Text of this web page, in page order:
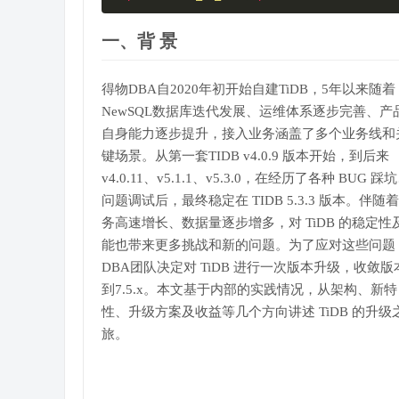
一、背 景
得物DBA自2020年初开始自建TiDB，5年以来随着
NewSQL数据库迭代发展、运维体系逐步完善、产
自身能力逐步提升，接入业务涵盖了多个业务线和
键场景。从第一套TIDB v4.0.9 版本开始，到后来
v4.0.11、v5.1.1、v5.3.0，在经历了各种 BUG 踩坑
问题调试后，最终稳定在 TIDB 5.3.3 版本。伴随
务高速增长、数据量逐步增多，对 TiDB 的稳定性
能也带来更多挑战和新的问题。为了应对这些问题
DBA团队决定对 TiDB 进行一次版本升级，收敛版
到7.5.x。本文基于内部的实践情况，从架构、新特
性、升级方案及收益等几个方向讲述 TiDB 的升级
旅。